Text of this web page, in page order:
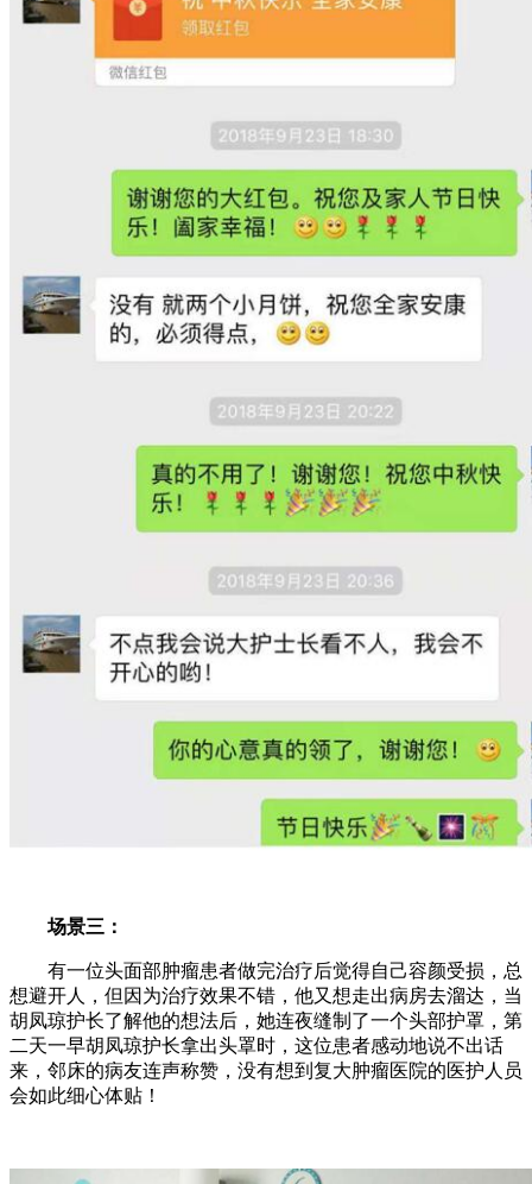
场景三：
有一位头面部肿瘤患者做完治疗后觉得自己容颜受损，总
想避开人，但因为治疗效果不错，他又想走出病房去溜达，当
胡凤琼护长了解他的想法后，她连夜缝制了一个头部护罩，第
二天一早胡凤琼护长拿出头罩时，这位患者感动地说不出话
来，邻床的病友连声称赞，没有想到复大肿瘤医院的医护人员
会如此细心体贴！